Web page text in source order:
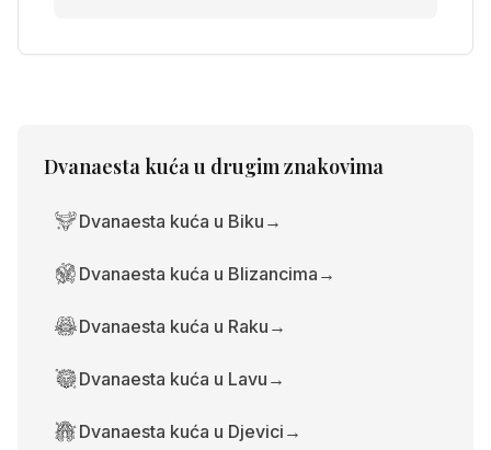
Dvanaesta kućau drugim znakovima
Dvanaesta kuća u Biku →
Dvanaesta kuća u Blizancima →
Dvanaesta kuća u Raku →
Dvanaesta kuća u Lavu →
Dvanaesta kuća u Djevici →